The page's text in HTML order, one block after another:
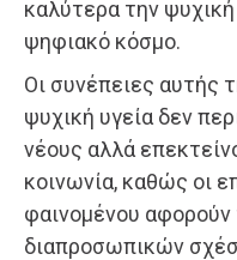
καλύτερα την
ψηφιακό κόσμο.
Οι συνέπειες αυτής
ψυχική υγεία δεν
νέους αλλά
κοινωνία, καθώς οι
φαινομένου
διαπροσωπικών